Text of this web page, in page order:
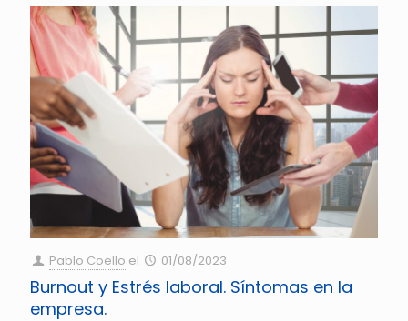
Pablo Coello el 01/08/2023
Burnout y Estrés laboral. Síntomas en la
empresa.